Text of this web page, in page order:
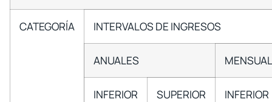
CATEGORÍA INTERVALOS DE INGRESOS
ANUALES
INFERIOR SUPERIOR INFERIOR